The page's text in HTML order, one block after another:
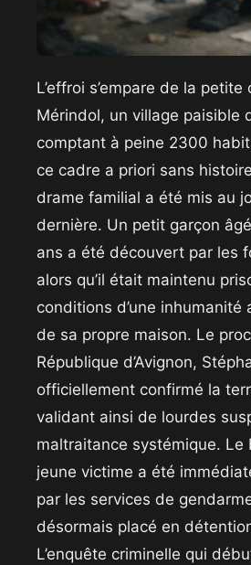
L’effroi s’empare de la
Mérindol, un village paisible
comptant à peine 2300
ce cadre a priori sans
drame familial a été mis au
dernière. Un petit garçon
ans a été découvert par les
alors qu’il était maintenu
conditions d’une inhumanité
de sa propre maison. Le
République d’Avignon,
officiellement confirmé la
validant ainsi de lourdes
maltraitance systémique. Le
jeune victime a été
par les services de
désormais placé en
L’enquête criminelle qui